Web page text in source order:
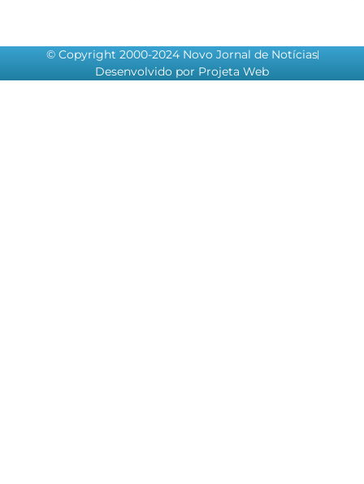
© Copyright 2000-2024 Novo Jornal de Notícias
Desenvolvido por Projeta Web